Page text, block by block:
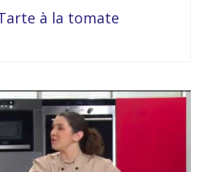
à la tomate